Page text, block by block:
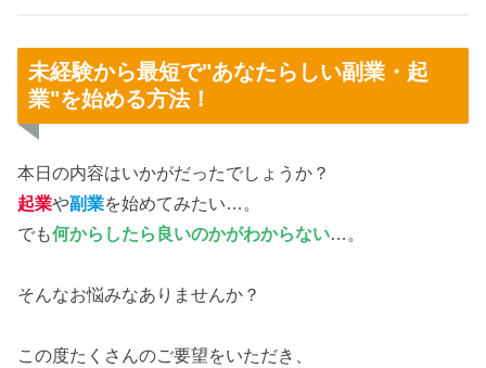
未経験から最短で"あなたらしい副業・起
業"を始める方法！
本日の内容はいかがだったでしょうか？
起業や副業を始めてみたい…。
でも何からしたら良いのかがわからない…。
そんなお悩みなありませんか？
この度たくさんのご要望をいただき、